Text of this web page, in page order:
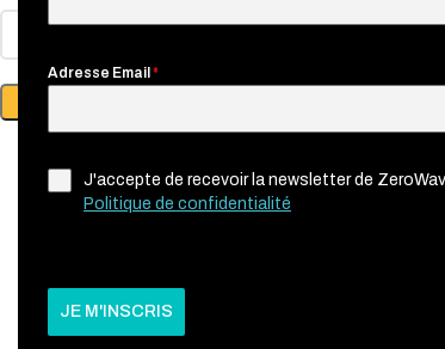
Adresse Email *
J'accepte de recevoir la newsletter de
Politique de confidentialité
JE M'INSCRIS